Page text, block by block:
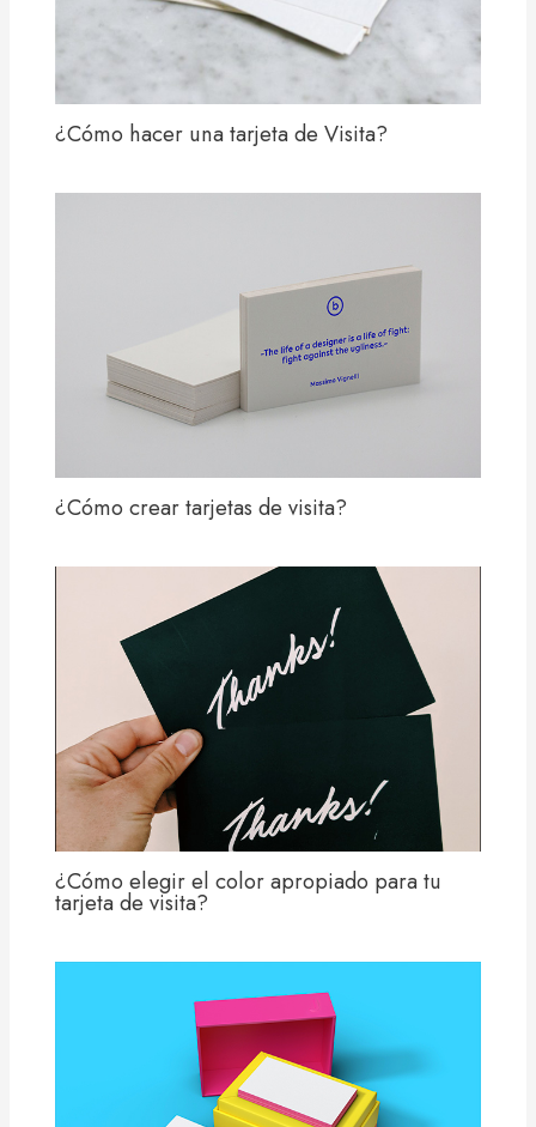
¿Cómo hacer una tarjeta de Visita?
¿Cómo crear tarjetas de visita?
¿Cómo elegir el color apropiado para tu
tarjeta de visita?